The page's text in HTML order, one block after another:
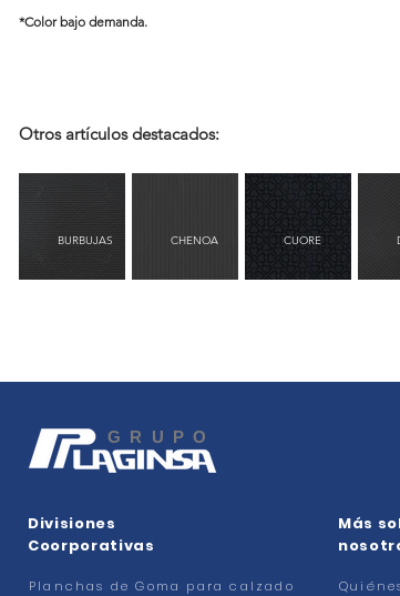
*Color bajo demanda.
Otros artículos destacados:
BURBUJAS CHENOA CUORE
GRUPO
Divisiones
Coorporativas
Planchas de Goma para calzado
Más